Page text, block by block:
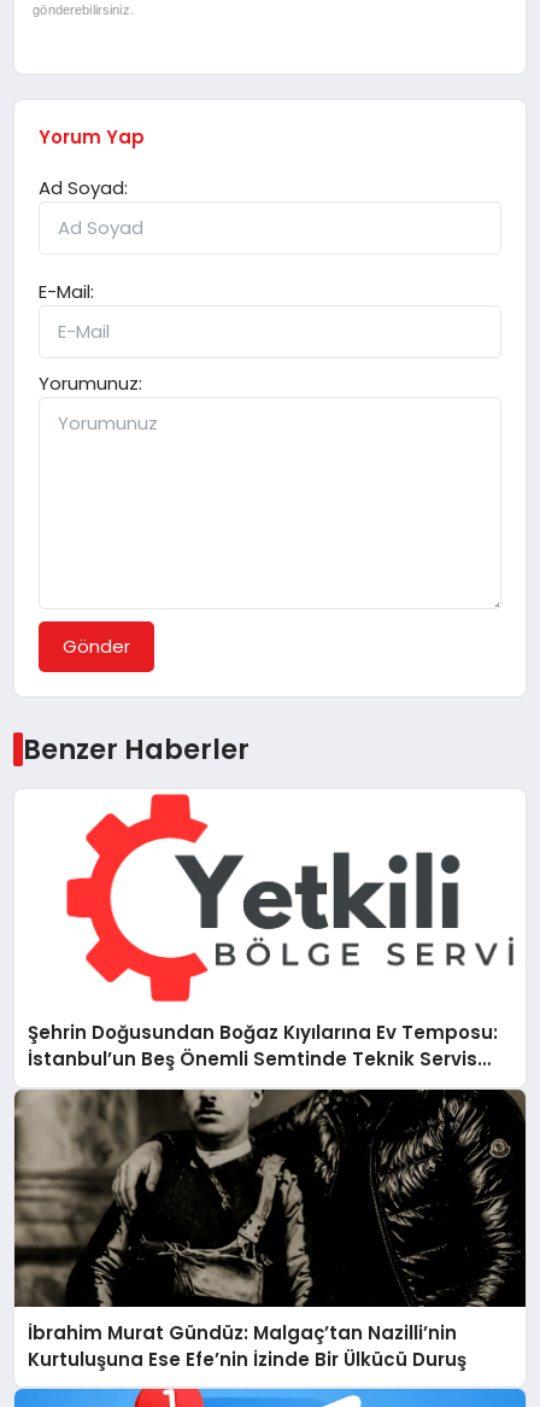
gönderebilirsiniz.
Yorum Yap
Ad Soyad:
E-Mail:
Yorumunuz:
Gönder
Benzer Haberler
Şehrin Doğusundan Boğaz Kıyılarına Ev Temposu:
İstanbul’un Beş Önemli Semtinde Teknik Servis
Deneyimi
İbrahim Murat Gündüz: Malgaç’tan Nazilli’nin
Kurtuluşuna Ese Efe’nin İzinde Bir Ülkücü Duruş